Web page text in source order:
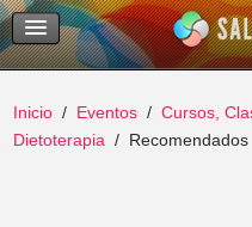
Temas Recientes
Buscar
Inicio Eventos Cursos,
Dietoterapia
Recomendados